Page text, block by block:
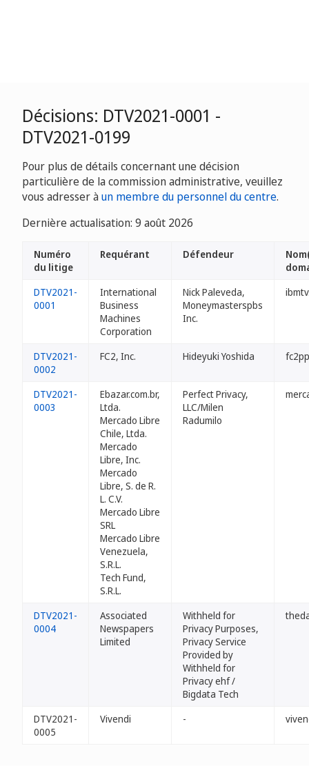
Décisions: DTV2021-0001 -
DTV2021-0199
Pour plus de détails concernant une décision
particulière de la commission administrative, veuillez
vous adresser àun membre du personnel du centre.
Dernière actualisation: 9 août 2026
Numéro
du litige
Requérant Défendeur
DTV2021-
0001
International
Business
Machines
Corporation
Nick Paleveda,
Moneymasterspbs
Inc.
DTV2021-
0002
FC2, Inc. Hideyuki Yoshida
DTV2021-
0003
Ebazar.com.br,
Ltda.
Mercado Libre
Chile, Ltda.
Mercado
Libre, Inc.
Mercado
Libre, S. de R.
L. C.V.
Mercado Libre
SRL
Mercado Libre
Venezuela,
S.R.L.
Tech Fund,
S.R.L.
Perfect Privacy,
LLC/Milen
Radumilo
DTV2021-
0004
Associated
Newspapers
Limited
Withheld for
Privacy Purposes,
Privacy Service
Provided by
Withheld for
Privacy ehf /
Bigdata Tech
DTV2021-
0005
Vivendi -